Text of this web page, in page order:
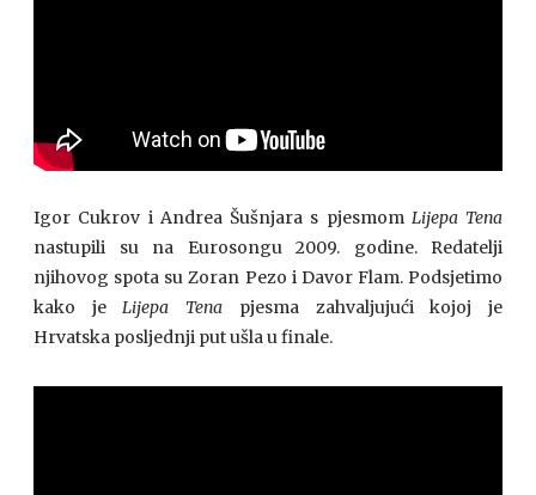
Igor Cukrov i Andrea Šušnjara s pjesmom Lijepa Tena
nastupili su na Eurosongu 2009. godine. Redatelji
njihovog spota su Zoran Pezo i Davor Flam. Podsjetimo
kako jeLijepa Tena pjesma zahvaljujući kojoj je
Hrvatska posljednji put ušla u finale.